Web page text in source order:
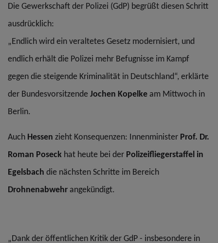
Die Gewerkschaft der Polizei (GdP) begrüßt diesen Schritt
ausdrücklich:
„Endlich wird ein veraltetes Gesetz modernisiert, und
endlich erhält die Polizei mehr Befugnisse im Kampf
gegen die steigende Kriminalität in Deutschland“, erklärte
der BundesvorsitzendeJochen Kopelkeam Mittwoch in
Berlin.
Auch Hessen zieht Konsequenzen: Innenminister Prof. Dr.
Roman Poseck hat heute bei der Polizeifliegerstaffel in
Egelsbach die nächsten Schritte im Bereich
Drohnenabwehrangekündigt.
„Dank der öffentlichen Kritik der GdP - insbesondere in